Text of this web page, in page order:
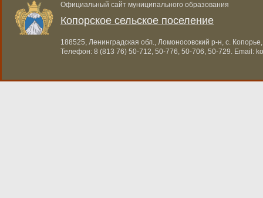
Официальный сайт муниципального образования
Копорское сельское поселение
188525, Ленинградская обл., Ломоносовский р-н, с. Копорье,
Телефон: 8 (813 76) 50-712, 50-776, 50-706, 50-729. Email: